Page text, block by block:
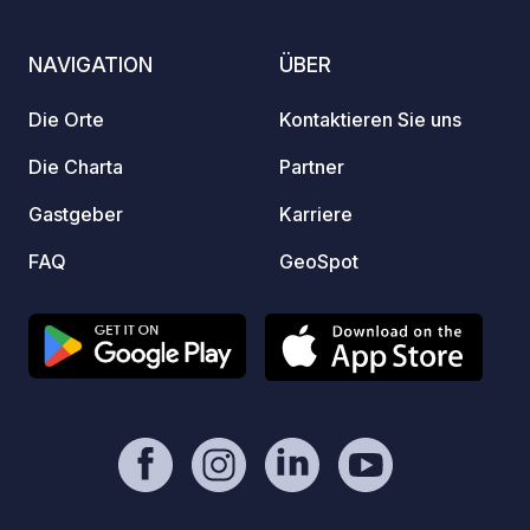
Besuch!
NAVIGATION
Die Orte
Die Charta
Gastgeber
FAQ
ÜBER
Kontaktieren Sie uns
Partner
Karriere
GeoSpot